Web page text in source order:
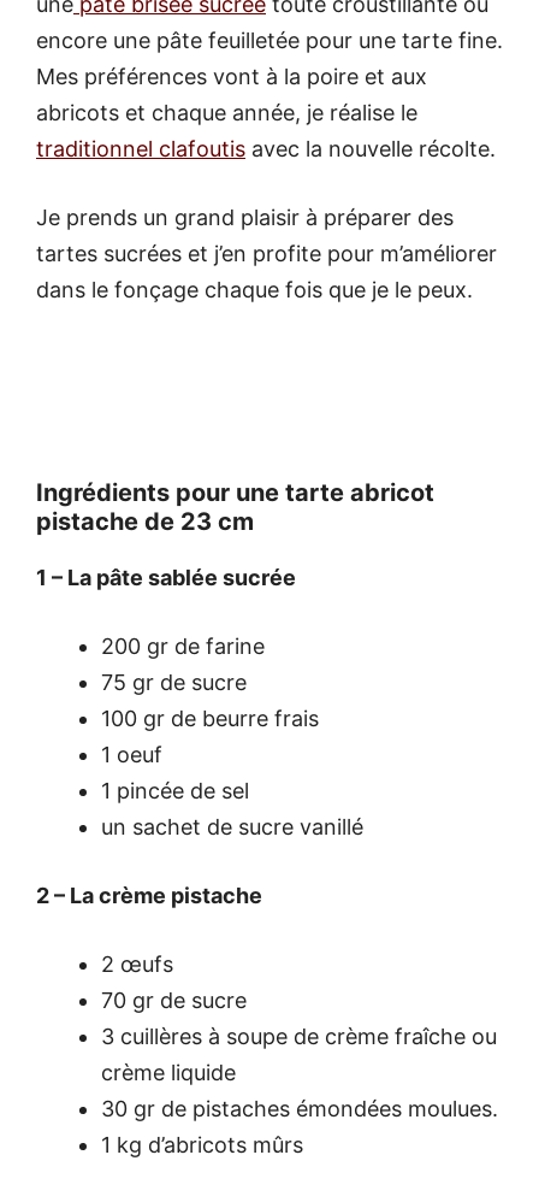
encore une pâte feuilletée pour une tarte fine.
Mes préférences vont à la poire et aux
abricots et chaque année, je réalise le
traditionnel clafoutis avec la nouvelle récolte.
Je prends un grand plaisir à préparer des
tartes sucrées et j’en profite pour m’améliorer
dans le fonçage chaque fois que je le peux.
Ingrédients pour une tarte abricot
pistache de 23 cm
1 – La pâte sablée sucrée
200 gr de farine
75 gr de sucre
100 gr de beurre frais
1 oeuf
1 pincée de sel
un sachet de sucre vanillé
2 – La crème pistache
2 œufs
70 gr de sucre
3 cuillères à soupe de crème fraîche ou
crème liquide
30 gr de pistaches émondées moulues.
1 kg d’abricots mûrs